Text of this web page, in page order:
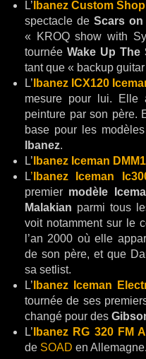
L’ Ibanez Custom
spectacle deScars on
« KROQ show with
tournée Wake Up The
tant que « backup guitar
L’ Ibanez ICX120
mesure pour lui.
peinture par son père.
base pour les modèles
Ibanez.
L’ Ibanez Iceman DMM1
L’ Ibanez Iceman
premier modèle
Malakian parmi tous
voit notamment sur le
l’an 2000 où elle
de son père, et que
sa setlist.
L’ Ibanez Iceman
tournée de ses
changé pour des
L’ Ibanez RG 320 FM
de SOAD en Allemagne.